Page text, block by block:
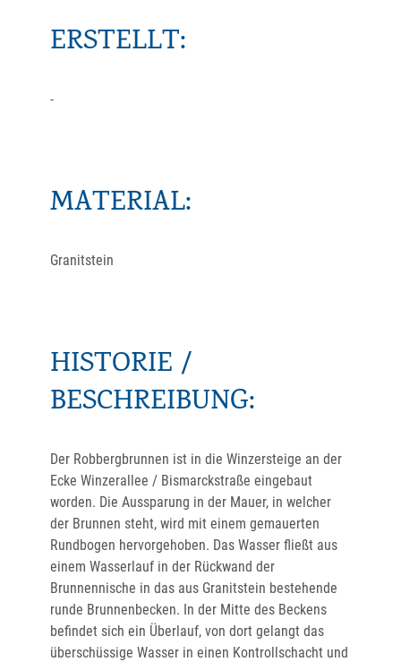
ERSTELLT:
-
MATERIAL:
Granitstein
HISTORIE /
BESCHREIBUNG:
Der Robbergbrunnen ist in die Winzersteige an der
Ecke Winzerallee / Bismarckstraße eingebaut
worden. Die Aussparung in der Mauer, in welcher
der Brunnen steht, wird mit einem gemauerten
Rundbogen hervorgehoben. Das Wasser fließt aus
einem Wasserlauf in der Rückwand der
Brunnennische in das aus Granitstein bestehende
runde Brunnenbecken. In der Mitte des Beckens
befindet sich ein Überlauf, von dort gelangt das
überschüssige Wasser in einen Kontrollschacht und